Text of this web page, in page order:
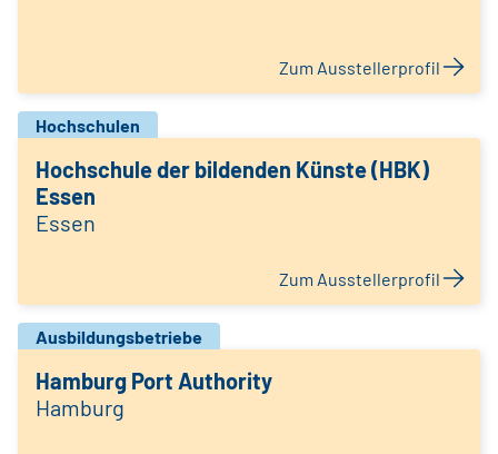
Zum Ausstellerprofil
Hochschulen
Hochschule der bildenden Künste (HBK)
Essen
Essen
Zum Ausstellerprofil
Ausbildungsbetriebe
Hamburg Port Authority
Hamburg